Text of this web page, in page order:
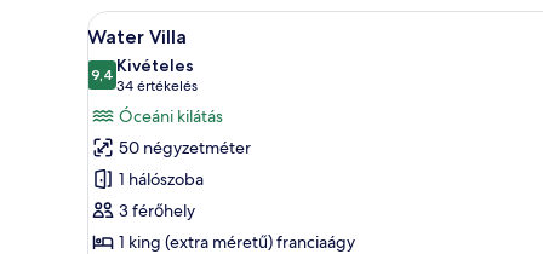
A
következő
szoba
összes
képének
megtekintése:
Water
Villa
Egy szállodai szoba,
6
Water Villa
9,410-ből 9,4
Kivételes
34 értékelés
(34
értékelés)
Óceáni kilátás
50 négyzetméter
1 hálószoba
3 férőhely
1 king (extra méretű) franciaágy